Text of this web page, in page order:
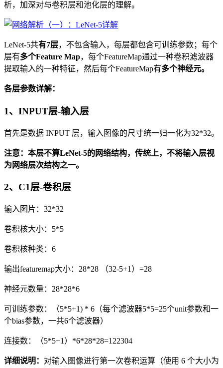
析，加深对与卷积层和池化层的理解。
LeNet-5共有7层，不包含输入，每层都包含可训练参数；每个
层有多个Feature Map，每个FeatureMap通过一种卷积滤波器
提取输入的一种特征，然后每个FeatureMap有多个神经元。
各层参数详解：
1、INPUT层-输入层
首先是数据 INPUT 层，输入图像的尺寸统一归一化为32*32。
注意：本层不算LeNet-5的网络结构，传统上，不将输入层视
为网络层次结构之一。
2、C1层-卷积层
输入图片：32*32
卷积核大小：5*5
卷积核种类：6
输出featuremap大小：28*28 （32-5+1）=28
神经元数量：28*28*6
可训练参数：（5*5+1) * 6（每个滤波器5*5=25个unit参数和一
个bias参数，一共6个滤波器）
连接数：（5*5+1）*6*28*28=122304
详细说明： 对输入图像进行第一次卷积运算（使用 6 个大小为